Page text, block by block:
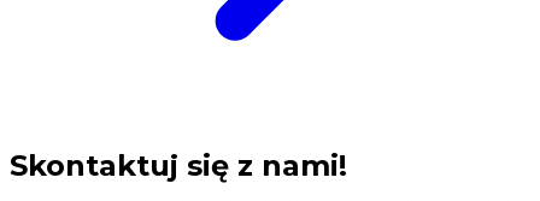
Skontaktuj się z nami!